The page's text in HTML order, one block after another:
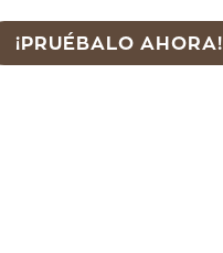
¡PRUÉBALO AHORA!